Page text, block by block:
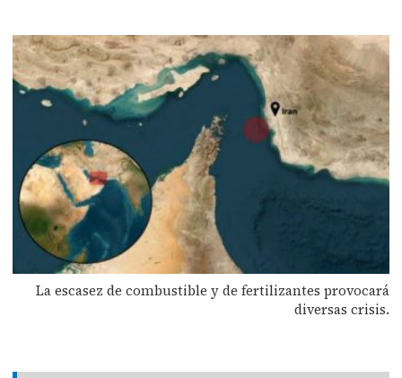
La escasez de combustible y de fertilizantes provocará
diversas crisis.